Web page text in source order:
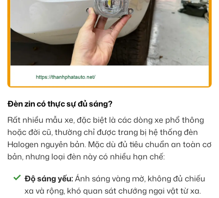
Đèn zin có thực sự đủ sáng?
Rất nhiều mẫu xe, đặc biệt là các dòng xe phổ thông
hoặc đời cũ, thường chỉ được trang bị hệ thống đèn
Halogen nguyên bản. Mặc dù đủ tiêu chuẩn an toàn cơ
bản, nhưng loại đèn này có nhiều hạn chế:
Độ sáng yếu:Ánh sáng vàng mờ, không đủ chiếu
xa và rộng, khó quan sát chướng ngại vật từ xa.